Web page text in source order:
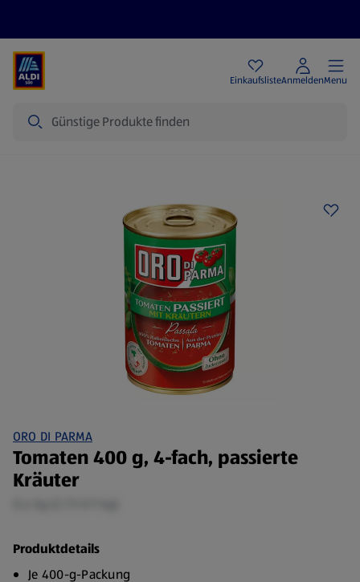
EinkaufslisteAnmeldenMenu
ORO DI PARMA
Tomaten 400 g, 4-fach, passierte
Kräuter
Produktdetails
Je 400-g-Packung